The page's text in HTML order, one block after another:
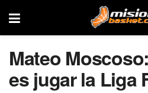
Mateo
es jugar la Liga